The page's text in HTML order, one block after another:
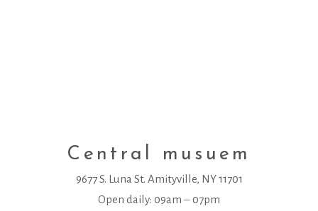
Central musuem
9677 S. Luna St. Amityville, NY 11701
Open daily: 09am ‒ 07pm